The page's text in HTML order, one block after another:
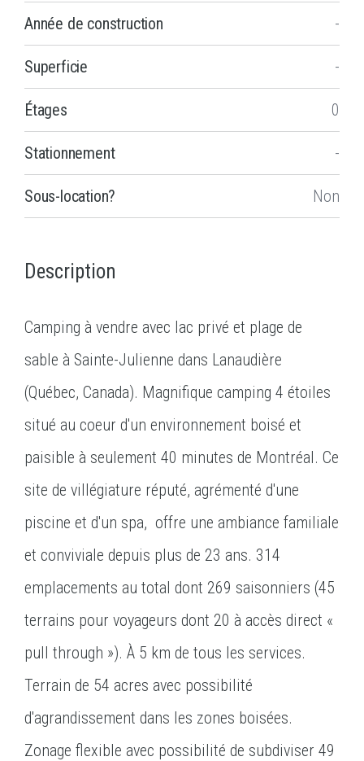
Année de construction -
Superficie -
Étages 0
Stationnement -
Sous-location? Non
Description
Camping à vendre avec lac privé et plage de
sable à Sainte-Julienne dans Lanaudière
(Québec, Canada). Magnifique camping 4 étoiles
situé au coeur d'un environnement boisé et
paisible à seulement 40 minutes de Montréal. Ce
site de villégiature réputé, agrémenté d'une
piscine et d'un spa, offre une ambiance familiale
et conviviale depuis plus de 23 ans. 314
emplacements au total dont 269 saisonniers (45
terrains pour voyageurs dont 20 à accès direct «
pull through »). À 5 km de tous les services.
Terrain de 54 acres avec possibilité
d'agrandissement dans les zones boisées.
Zonage flexible avec possibilité de subdiviser 49